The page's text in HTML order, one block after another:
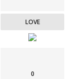
LOVE
0